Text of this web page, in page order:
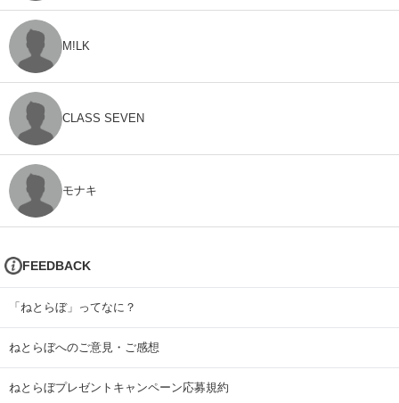
M!LK
CLASS SEVEN
モナキ
FEEDBACK
「ねとらぼ」ってなに？
ねとらぼへのご意見・ご感想
ねとらぼプレゼントキャンペーン応募規約